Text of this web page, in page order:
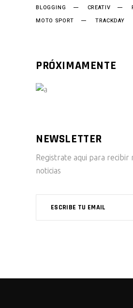
BLOGGING
CREATIV
MOTO SPORT
TRACKDAY
PRÓXIMAMENTE
NEWSLETTER
Registrate aqui para recibir
noticias